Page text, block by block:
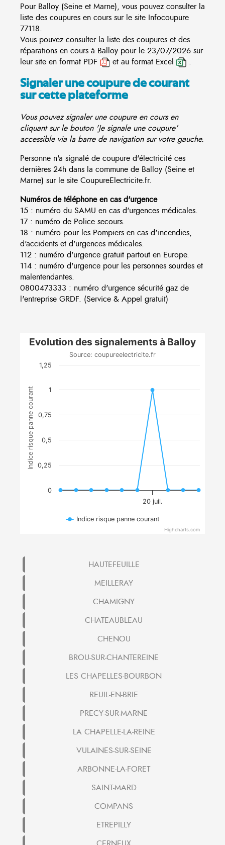
Pour Balloy (Seine et Marne), vous pouvez consulter la
liste des coupures en cours sur le site Infocoupure
77118.
Vous pouvez consulter la liste des coupures et des
réparations en cours à Balloy pour le 23/07/2026 sur
leur site en format PDF
et au format Excel .
Signaler une coupure de courant
sur cette plateforme
Vous pouvez signaler une coupure en cours en
cliquant sur le bouton 'Je signale une coupure'
accessible via la barre de navigation sur votre gauche.
Personne n'a signalé de coupure d'électricité ces
dernières 24h dans la commune de Balloy (Seine et
Marne) sur le site CoupureElectricite.fr.
Numéros de téléphone en cas d'urgence
15 : numéro du SAMU en cas d'urgences médicales.
17 : numéro de Police secours.
18 : numéro pour les Pompiers en cas d'incendies,
d'accidents et d'urgences médicales.
112 : numéro d'urgence gratuit partout en Europe.
114 : numéro d'urgence pour les personnes sourdes et
malentendantes.
0800473333 : numéro d'urgence sécurité gaz de
l'entreprise GRDF. (Service & Appel gratuit)
Indice risque panne courant
Evolution des signalements à Balloy
Source: coupureelectricite.fr
20 juil.
0
0,25
0,5
0,75
1
1,25
Indice risque panne courant
Highcharts.com
HAUTEFEUILLE
MEILLERAY
CHAMIGNY
CHATEAUBLEAU
CHENOU
BROU-SUR-CHANTEREINE
LES CHAPELLES-BOURBON
REUIL-EN-BRIE
PRECY-SUR-MARNE
LA CHAPELLE-LA-REINE
VULAINES-SUR-SEINE
ARBONNE-LA-FORET
SAINT-MARD
COMPANS
ETREPILLY